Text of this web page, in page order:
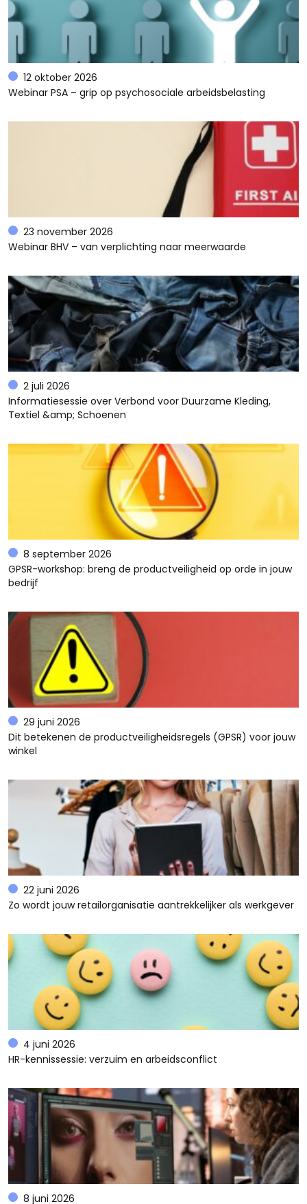
12 oktober 2026
Webinar PSA – grip op psychosociale arbeidsbelasting
23 november 2026
Webinar BHV – van verplichting naar meerwaarde
2 juli 2026
Informatiesessie over Verbond voor Duurzame Kleding,
Textiel &amp; Schoenen
8 september 2026
GPSR-workshop: breng de productveiligheid op orde in jouw
bedrijf
29 juni 2026
Dit betekenen de productveiligheidsregels (GPSR) voor jouw
winkel
22 juni 2026
Zo wordt jouw retailorganisatie aantrekkelijker als werkgever
4 juni 2026
HR-kennissessie: verzuim en arbeidsconflict
8 juni 2026